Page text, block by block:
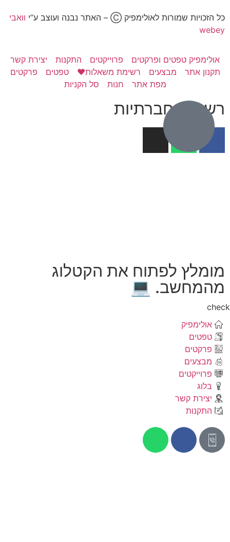
רשתות חברתיות
כל הזכויות שמורות לאולימפיק Ⓒ – האתר נבנה ועוצב ע”י
וואבי
webey
אולימפיק טפטים ופרקטים פרוייקטים התקנות
יצירת קשר
תקנון אתר
מבצעים רשימת משאלות❤️ טפטים
פרקטים
מפת אתר
חנות סל הקניות
מומלץ לפתוח את הקטלוג
מהמחשב. 💻
אולימפיק
טפטים
פרקטים
מבצעים
פרוייקטים
בלוג
יצירת קשר
התקנות